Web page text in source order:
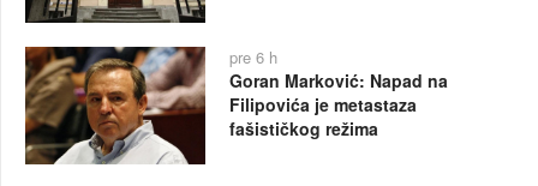
pre 6 h
Goran Marković: Napad na
Filipovića je metastaza
fašističkog režima